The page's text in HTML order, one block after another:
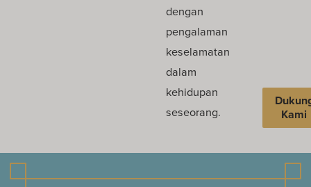
dengan
pengalaman
keselamatan
dalam
kehidupan
seseorang.
Kami